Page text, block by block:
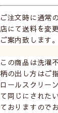
ご注文時に通常
店にて送料を変
ご案内致します。
この商品は洗濯
柄の出し方はご
ロールスクリー
て同じにされた
ておりますので